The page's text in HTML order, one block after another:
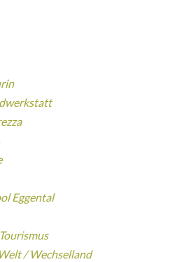
Eggental
/ Wechselland